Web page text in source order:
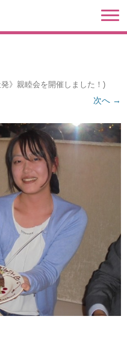
発》親睦会を開催しました！ )
次へ →